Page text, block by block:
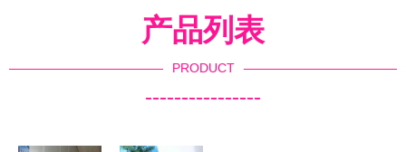
产品列表
PRODUCT
----------------